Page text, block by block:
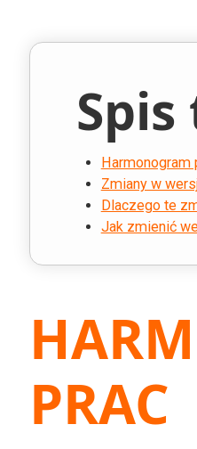
Harmonogram
Zmiany w
Dlaczego te
Jak zmienić
PRAC